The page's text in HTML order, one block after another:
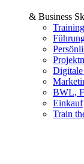
& Business
Digitale
BWL,
Einkauf
Train